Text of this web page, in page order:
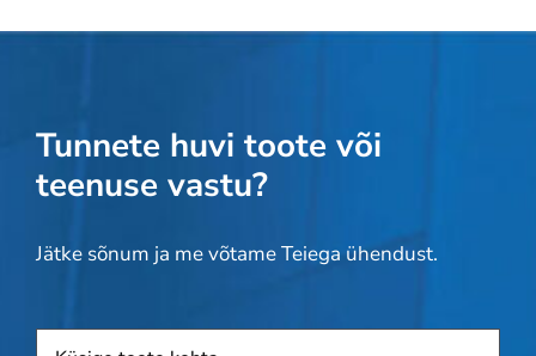
Tunnete huvi toote või
teenuse vastu?
Jätke sõnum ja me võtame Teiega ühendust.